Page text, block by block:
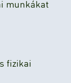
munkákat
fizikai